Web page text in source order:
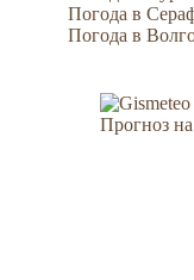
Погода в
Погода в
Прогноз